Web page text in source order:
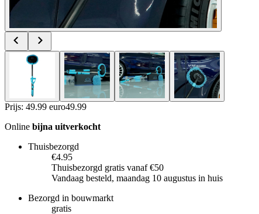
Prijs: 49.99 euro49.99
Online bijna uitverkocht
Thuisbezorgd
€4.95
Thuisbezorgd gratis vanaf €50
Vandaag besteld, maandag 10 augustus in huis
Bezorgd in bouwmarkt
gratis